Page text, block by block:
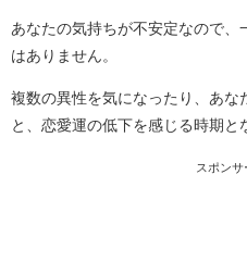
あなたの気持ちが不安定なので、
はありません。
複数の異性を気になったり、あな
と、恋愛運の低下を感じる時期と
スポンサ